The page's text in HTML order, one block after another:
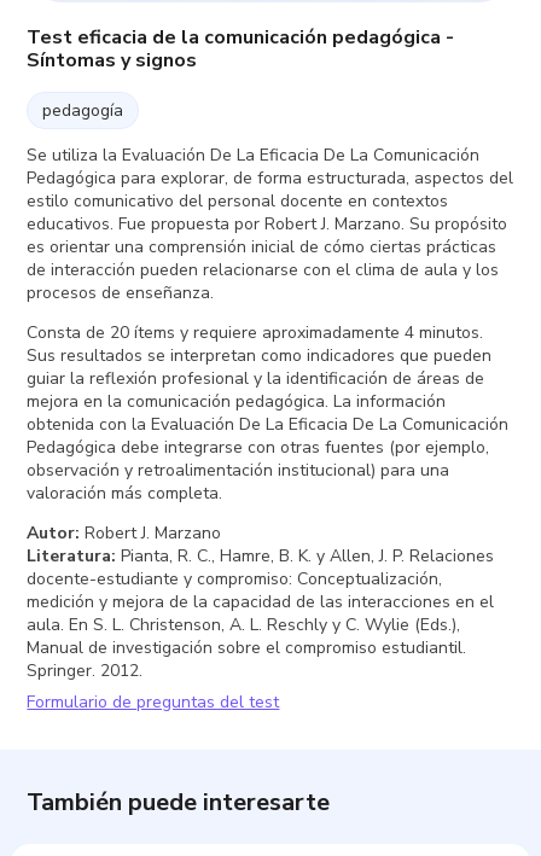
Test eficacia de la comunicación pedagógica -
Síntomas y signos
pedagogía
Se utiliza la Evaluación De La Eficacia De La Comunicación
Pedagógica para explorar, de forma estructurada, aspectos del
estilo comunicativo del personal docente en contextos
educativos. Fue propuesta por Robert J. Marzano. Su propósito
es orientar una comprensión inicial de cómo ciertas prácticas
de interacción pueden relacionarse con el clima de aula y los
procesos de enseñanza.
Consta de 20 ítems y requiere aproximadamente 4 minutos.
Sus resultados se interpretan como indicadores que pueden
guiar la reflexión profesional y la identificación de áreas de
mejora en la comunicación pedagógica. La información
obtenida con la Evaluación De La Eficacia De La Comunicación
Pedagógica debe integrarse con otras fuentes (por ejemplo,
observación y retroalimentación institucional) para una
valoración más completa.
Autor: Robert J. Marzano
Literatura: Pianta, R. C., Hamre, B. K. y Allen, J. P. Relaciones
docente-estudiante y compromiso: Conceptualización,
medición y mejora de la capacidad de las interacciones en el
aula. En S. L. Christenson, A. L. Reschly y C. Wylie (Eds.),
Manual de investigación sobre el compromiso estudiantil.
Springer. 2012.
Formulario de preguntas del test
También puede interesarte